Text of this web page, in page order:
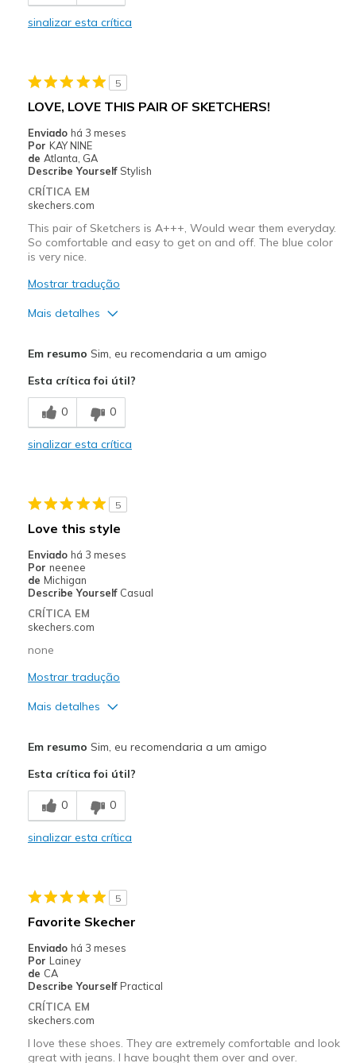
Melhores utilizações
Casual Wear
View On Shoes
sinalizar esta crítica
5
LOVE, LOVE THIS PAIR OF SKETCHERS!
Enviado há 3 meses
Por KAY NINE
de Atlanta, GA
Describe Yourself Stylish
CRÍTICA EM
skechers.com
This pair of Sketchers is A+++, Would wear them everyday.
So comfortable and easy to get on and off. The blue color
is very nice.
Mostrar tradução
Mais detalhes
Breathe Well
Comfortable
Melhores utilizações
Casual Wear
Going Out
Special Occasions
Width
View On Shoes
I'm Into Shoes
Em resumo Sim, eu recomendaria a um amigo
Esta crítica foi útil?
0 0
sinalizar esta crítica
5
Love this style
Enviado há 3 meses
Por neenee
de Michigan
Describe Yourself Casual
CRÍTICA EM
skechers.com
none
Mostrar tradução
Mais detalhes
Comfortable
Durable
Sizing
Feels true to size
View On Shoes
Shoes are for Wearing
Em resumo Sim, eu recomendaria a um amigo
Esta crítica foi útil?
0 0
sinalizar esta crítica
5
Favorite Skecher
Enviado há 3 meses
Por Lainey
de CA
Describe Yourself Practical
CRÍTICA EM
skechers.com
I love these shoes. They are extremely comfortable and look
great with jeans. I have bought them over and over.